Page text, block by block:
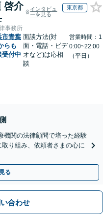
啓介
インタビュ
ーを見る
東京都
事務所
市青葉
らも
受付中
面談方法(対
面・電話・ビデ
オなど)は応相
談
営業時間：1
0:00~22:00
（平日）
機関の法律顧問で培った経験
り組み、依頼者さまの心に
る
合わせ